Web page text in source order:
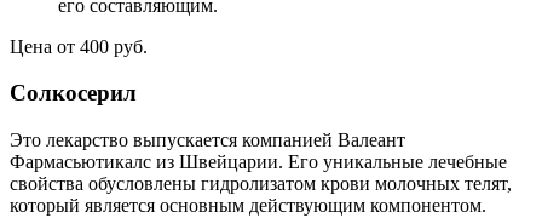
его составляющим.
Цена от 400 руб.
Солкосерил
Это лекарство выпускается компанией Валеант
Фармасьютикалс из Швейцарии. Его уникальные лечебные
свойства обусловлены гидролизатом крови молочных телят,
который является основным действующим компонентом.